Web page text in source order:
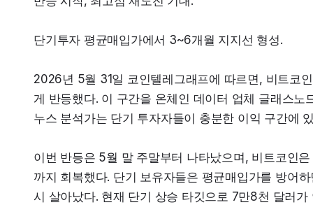
단기투자 평균매입가에서 3~6개월 지지선 형성.
2026년 5월 31일 코인텔레그래프에 따르면, 비트코
게 반등했다. 이 구간을 온체인 데이터 업체 글래스
누스 분석가는 단기 투자자들이 충분한 이익 구간에
이번 반등은 5월 말 주말부터 나타났으며, 비트코인
까지 회복했다. 단기 보유자들은 평균매입가를 방어
시 살아났다. 현재 단기 상승 타깃으로 7만8천 달러가